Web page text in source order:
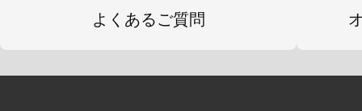
よくあるご質問